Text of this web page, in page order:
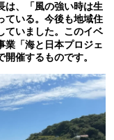
は、「風の強い時は生
ている。今後も地域住
ていました。このイベ
業「海と日本プロジェ
催するものです。